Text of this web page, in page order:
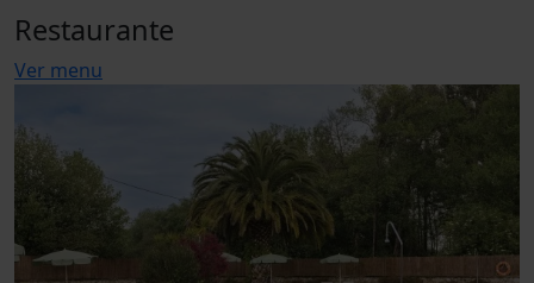
Restaurante
Ver menu